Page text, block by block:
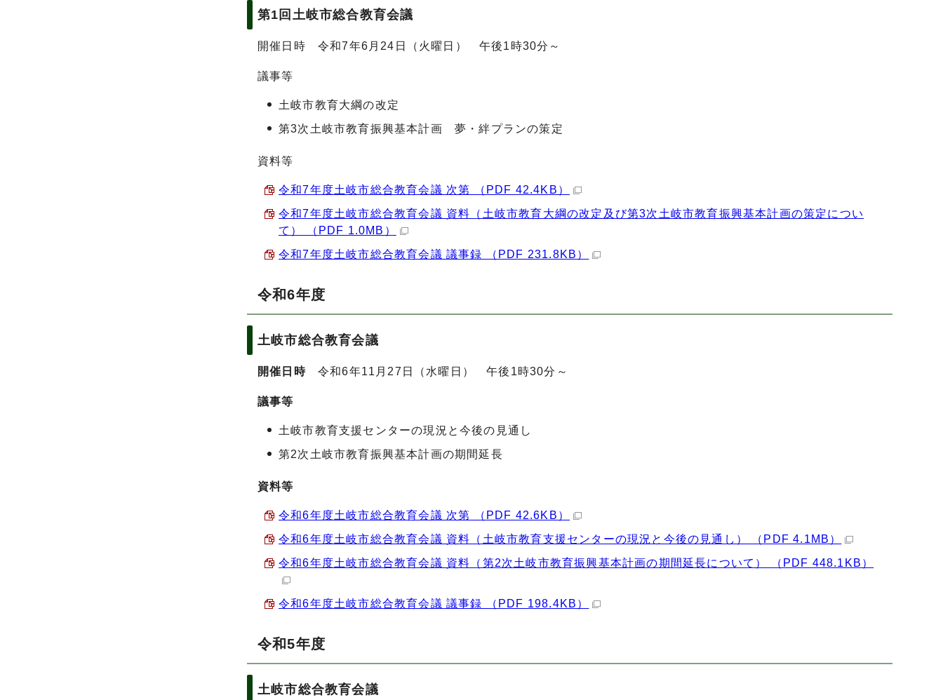
第1回土岐市総合教育会議
開催日時 令和7年6月24日（火曜日） 午後1時30分～
議事等
土岐市教育大綱の改定
第3次土岐市教育振興基本計画 夢・絆プランの策定
資料等
令和7年度土岐市総合教育会議 次第 （PDF 42.4KB）
令和7年度土岐市総合教育会議 資料（土岐市教育大綱の改定及び第3次土岐市教育振興基本計画の策定につい
て） （PDF 1.0MB）
令和7年度土岐市総合教育会議 議事録 （PDF 231.8KB）
令和6年度
土岐市総合教育会議
開催日時令和6年11月27日（水曜日） 午後1時30分～
議事等
土岐市教育支援センターの現況と今後の見通し
第2次土岐市教育振興基本計画の期間延長
資料等
令和6年度土岐市総合教育会議 次第 （PDF 42.6KB）
令和6年度土岐市総合教育会議 資料（土岐市教育支援センターの現況と今後の見通し） （PDF 4.1MB）
令和6年度土岐市総合教育会議 資料（第2次土岐市教育振興基本計画の期間延長について） （PDF 448.1KB）
令和6年度土岐市総合教育会議 議事録 （PDF 198.4KB）
令和5年度
土岐市総合教育会議